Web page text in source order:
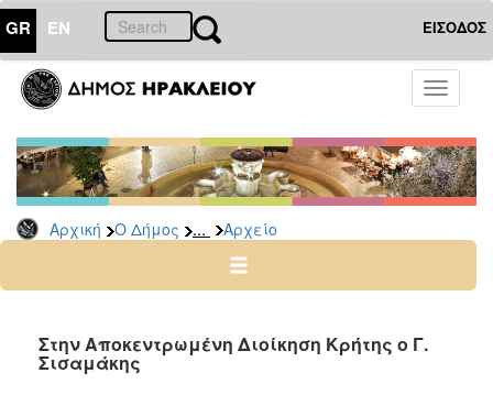
GR EN ΕΙΣΟΔΟΣ
Toggle
Αρχική Ο Δήμος ... Αρχείο
ΔΗΜΟΣ
Δημοτικές
Παρατάξεις
Αρχείο
Στην Αποκεντρωμένη Διοίκηση Κρήτης ο Γ.
Σισαμάκης